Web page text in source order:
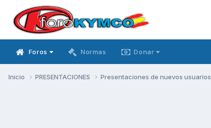
Foros Normas Donar
Inicio PRESENTACIONES Presentaciones de nuevos usuarios